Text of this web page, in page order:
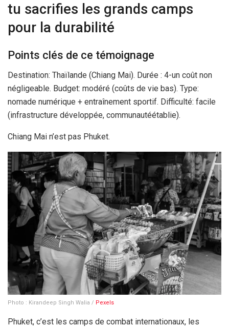
tu sacrifies les grands camps
pour la durabilité
Points clés de ce témoignage
Destination: Thaïlande (Chiang Mai). Durée : 4-un coût non
négligeable. Budget: modéré (coûts de vie bas). Type:
nomade numérique + entraînement sportif. Difficulté: facile
(infrastructure développée, communautéétablie).
Chiang Mai n’est pas Phuket.
Photo : Kirandeep Singh Walia / Pexels
Phuket, c’est les camps de combat internationaux, les